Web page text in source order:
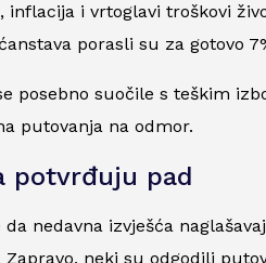
inflacija i vrtoglavi troškovi
porasli su za gotovo
posebno suočile s teškim
putovanja na odmor.
potvrđuju pad
da nedavna izvješća
Zapravo, neki su odgodili